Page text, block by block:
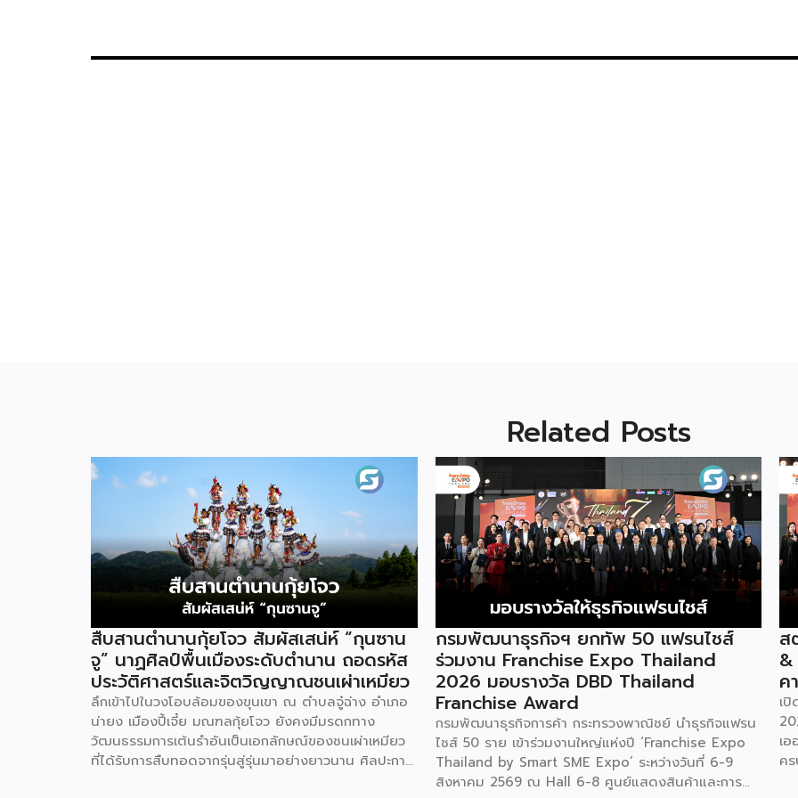
Related Posts
สืบสานตำนานกุ้ยโจว สัมผัสเสน่ห์ “กุนซาน
จู” นาฏศิลป์พื้นเมืองระดับตำนาน ถอดรหัส
ประวัติศาสตร์และจิตวิญญาณชนเผ่าเหมียว
ลึกเข้าไปในวงโอบล้อมของขุนเขา ณ ตำบลจู๋ฉ่าง อำเภอ
น่ายง เมืองปี้เจี๋ย มณฑลกุ้ยโจว ยังคงมีมรดกทาง
วัฒนธรรมการเต้นรำอันเป็นเอกลักษณ์ของชนเผ่าเหมียว
ที่ได้รับการสืบทอดจากรุ่นสู่รุ่นมาอย่างยาวนาน ศิลปะการ
กรมพัฒนาธุรกิจฯ ยกทัพ 50 แฟรนไชส์
ร่วมงาน Franchise Expo Thailand
2026 มอบรางวัล DBD Thailand
Franchise Award
กรมพัฒนาธุรกิจการค้า กระทรวงพาณิชย์ นำธุรกิจแฟรน
ไชส์ 50 ราย เข้าร่วมงานใหญ่แห่งปี ‘Franchise Expo
Thailand by Smart SME Expo’ ระหว่างวันที่ 6-9
สิงหาคม 2569 ณ Hall 6-8 ศูนย์แสดงสินค้าและการ
ส
&
ค
เ
เ
ค